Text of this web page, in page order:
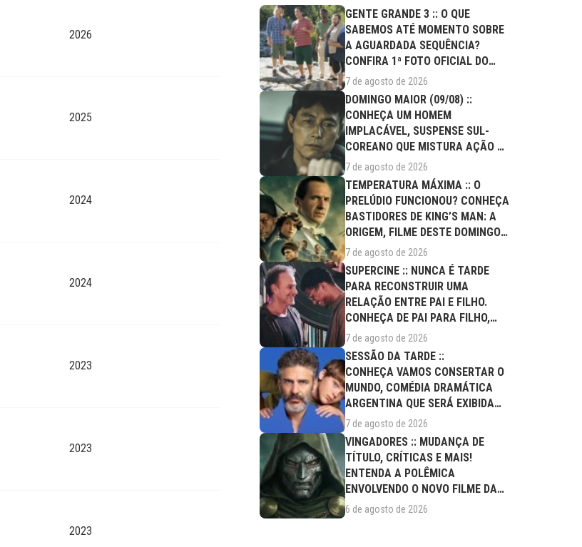
2026
2025
2024
2024
2023
2023
2023
GENTE GRANDE 3 :: O QUE
SABEMOS ATÉ MOMENTO SOBRE
A AGUARDADA SEQUÊNCIA?
CONFIRA 1ª FOTO OFICIAL DO
ELENCO!
7 de agosto de 2026
DOMINGO MAIOR (09/08) ::
CONHEÇA UM HOMEM
IMPLACÁVEL, SUSPENSE SUL-
COREANO QUE MISTURA AÇÃO E
DRAMA FAMILIAR
7 de agosto de 2026
TEMPERATURA MÁXIMA :: O
PRELÚDIO FUNCIONOU? CONHEÇA
BASTIDORES DE KING’S MAN: A
ORIGEM, FILME DESTE DOMINGO
(09/08)
7 de agosto de 2026
SUPERCINE :: NUNCA É TARDE
PARA RECONSTRUIR UMA
RELAÇÃO ENTRE PAI E FILHO.
CONHEÇA DE PAI PARA FILHO,
FILME DESTE...
7 de agosto de 2026
SESSÃO DA TARDE ::
CONHEÇA VAMOS CONSERTAR O
MUNDO, COMÉDIA DRAMÁTICA
ARGENTINA QUE SERÁ EXIBIDA
NESTA SEXTA (07/08)
7 de agosto de 2026
VINGADORES :: MUDANÇA DE
TÍTULO, CRÍTICAS E MAIS!
ENTENDA A POLÊMICA
ENVOLVENDO O NOVO FILME DA
MARVEL
6 de agosto de 2026